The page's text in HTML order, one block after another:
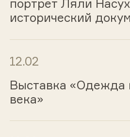
портрет Ляли
исторический
12.02
Выставка «Одежда
века»